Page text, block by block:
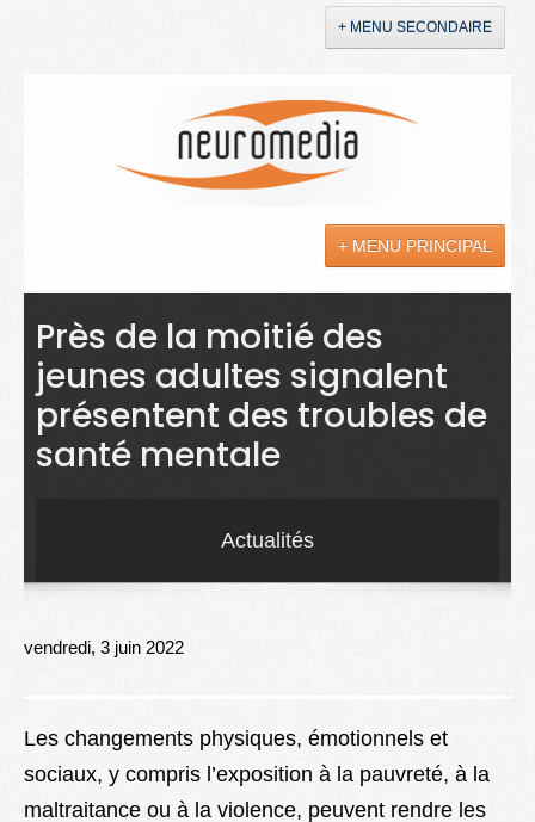
+ MENU SECONDAIRE
+ MENU PRINCIPAL
Actualités
Sciences
Maladies
Soins
Près de la moitié des
jeunes adultes signalent
présentent des troubles de
santé mentale
Actualités
vendredi, 3 juin 2022
Les changements physiques, émotionnels et
sociaux, y compris l’exposition à la pauvreté, à la
maltraitance ou à la violence, peuvent rendre les